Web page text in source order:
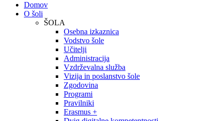
Domov
O šoli
ŠOLA
Osebna izkaznica
Vodstvo šole
Učitelji
Administracija
Vzdrževalna služba
Vizija in poslanstvo šole
Zgodovina
Programi
Pravilniki
Erasmus +